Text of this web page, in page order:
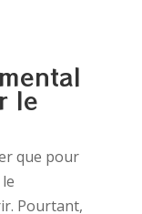
le
que pour
Pourtant,